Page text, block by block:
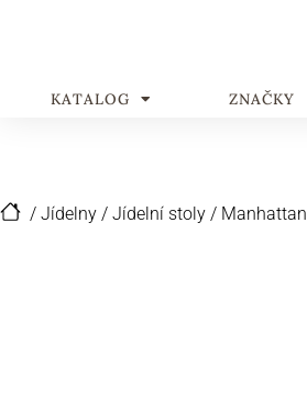
KATALOG ZNAČKY
/ Jídelny / Jídelní stoly / Manhattan